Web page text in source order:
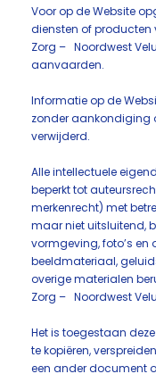
Voor op de Website
diensten of producten
Zorg – Noordwest
aanvaarden.
Informatie op de
zonder aankondiging
verwijderd.
Alle intellectuele
beperkt tot
merkenrecht) met
maar niet uitsluitend,
vormgeving, foto’s
beeldmateriaal,
overige materialen
Zorg – Noordwest
Het is toegestaan
te kopiëren,
een ander document